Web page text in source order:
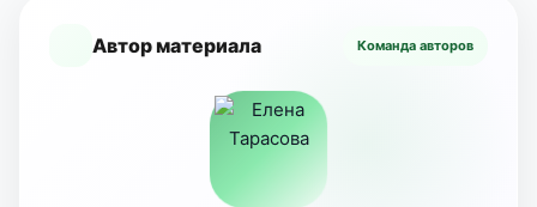
Автор материала Команда авторов